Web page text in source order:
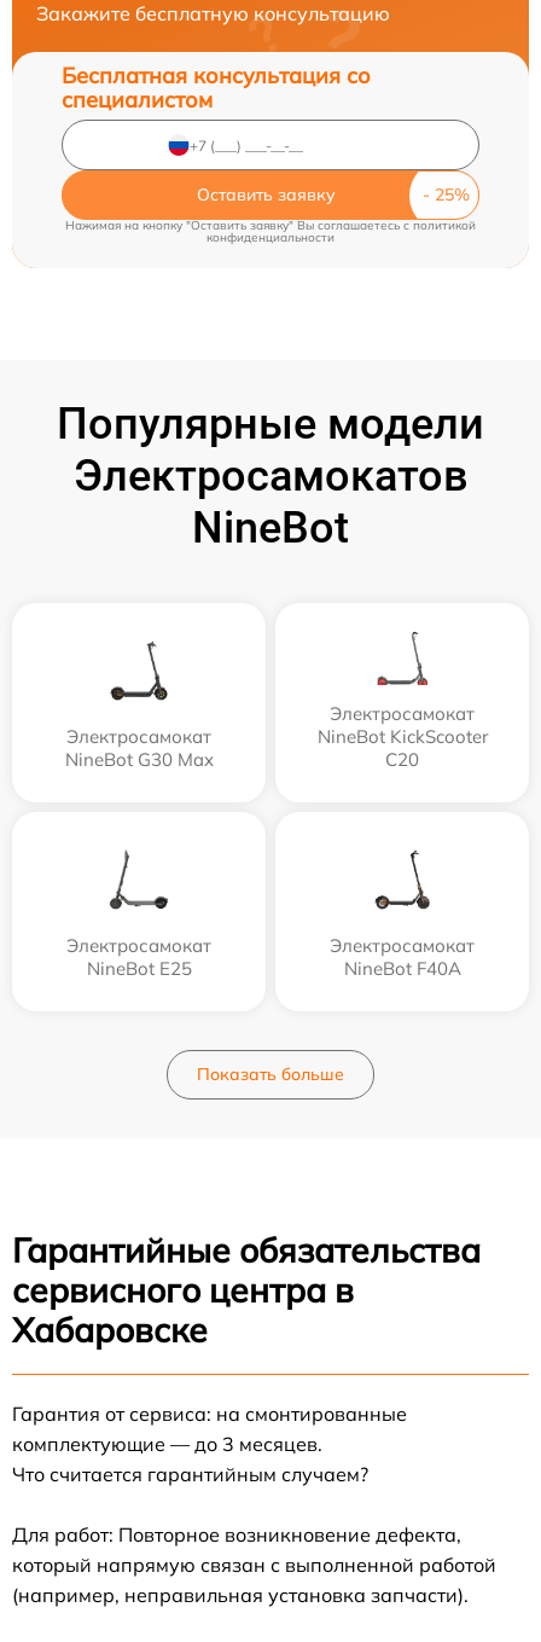
Закажите бесплатную консультацию
Бесплатная консультация со
специалистом
Оставить заявку
Нажимая на кнопку "Оставить заявку" Вы соглашаетесь c политикой
конфиденциальности
Популярные модели
Электросамокатов
NineBot
Электросамокат
NineBot G30 Max
Электросамокат
NineBot KickScooter
C20
Электросамокат
NineBot E25
Электросамокат
NineBot F40A
Показать больше
Гарантийные обязательства
сервисного центра в
Хабаровске
Гарантия от сервиса: на смонтированные
комплектующие — до 3 месяцев.
Что считается гарантийным случаем?
Для работ: Повторное возникновение дефекта,
который напрямую связан с выполненной работой
(например, неправильная установка запчасти).